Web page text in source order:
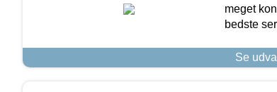
meget
bedste
Se